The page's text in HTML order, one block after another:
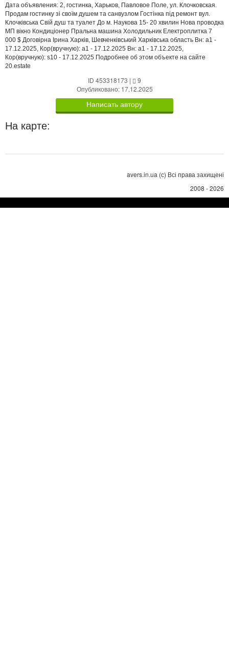
Дата объявления: 2, гостинка, Харьков, Павловое Поле, ул. Клочковская.
Продам гостинку зі своїм душем та санвузлом Гостінка під ремонт вул.
Клочківська Свій душ та туалет До м. Наукова 15- 20 хвилин Нова проводка
МП вікно Кондиціонер Пральна машина Холодильник Електроплитка 7
000 $ Договірна Ірина Харків, Шевченківський Харківська область Вн: a1 -
17.12.2025, Кор(вручную): a1 - 17.12.2025 Вн: a1 - 17.12.2025,
Кор(вручную): s10 - 17.12.2025 Подробнее об этом объекте на сайте
20.estate
ID 453318173 |
9
Опубликовано: 17.12.2025
Написать автору
На карте:
avers.in.ua (с) Всі права захищені
2008 - 2026